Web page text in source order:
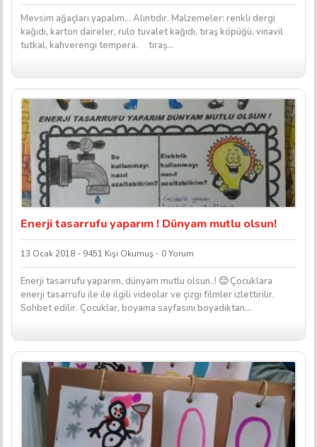
Mevsim ağaçları yapalım… Alıntıdır. Malzemeler: renkli dergi
kağıdı, karton daireler, rulo tuvalet kağıdı, tıraş köpüğü, vinavil
tutkal, kahverengi tempera. tıraş...
Enerji tasarrufu yaparım ! Dünyam mutlu olsun!
13 Ocak 2018 - 9451 Kişi Okumuş - 0 Yorum
Enerji tasarrufu yaparım, dünyam mutlu olsun..! 🙂 Çocuklara
enerji tasarrufu ile ile ilgili videolar ve çizgi filmler izlettirilir.
Sohbet edilir. Çocuklar, boyama sayfasını boyadıktan...